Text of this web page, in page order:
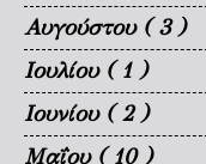
Αυγούστου ( 3 )
Ιουλίου ( 1 )
Ιουνίου ( 2 )
Μαΐου ( 10 )